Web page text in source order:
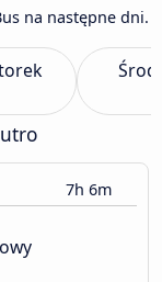
na następne dni.
7h 6m